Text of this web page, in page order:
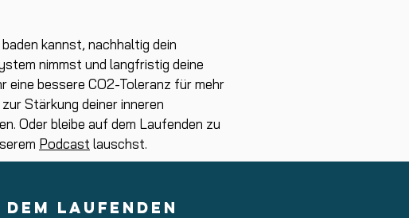
kannst, nachhaltig dein
nimmst und langfristig deine
eine bessere CO2-Toleranz für mehr
Stärkung deiner inneren
Oder bleibe auf dem Laufenden zu
Podcast lauschst.
LAUFENDEN